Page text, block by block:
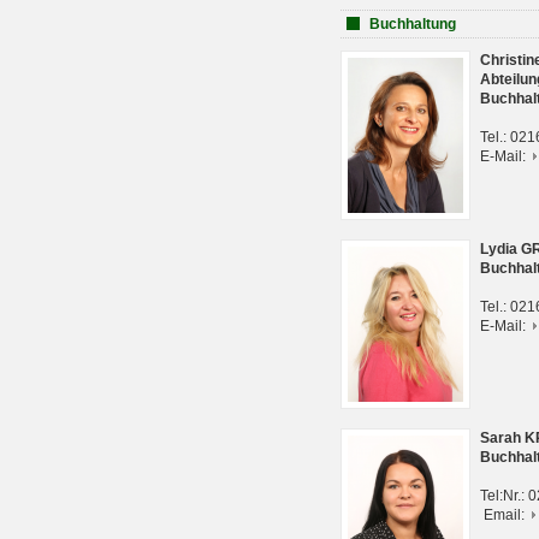
Buchhaltung
Tel.:
E-Mail:
Lydia
Tel.:
E-Mail:
Sarah
Tel:Nr.:
Email: